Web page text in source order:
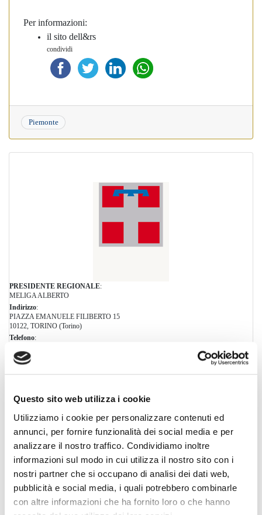
Questo sito web utilizza i cookie
Utilizziamo i cookie per personalizzare contenuti ed
annunci, per fornire funzionalità dei social media e per
analizzare il nostro traffico. Condividiamo inoltre
informazioni sul modo in cui utilizza il nostro sito con i
nostri partner che si occupano di analisi dei dati web,
pubblicità e social media, i quali potrebbero combinarle
con altre informazioni che ha fornito loro o che hanno
Per informazioni:
il sito dell&rs
condividi
Piemonte
PRESIDENTE REGIONALE:
MELIGA ALBERTO
Indirizzo:
PIAZZA EMANUELE FILIBERTO 15
10122, TORINO (Torino)
Telefono:
Fax:
+39 011 4319156
Orario: